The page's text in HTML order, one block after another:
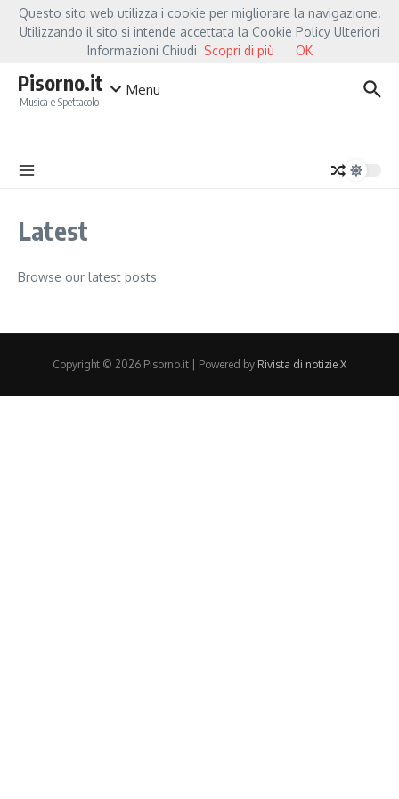
Salta al contenuto
Hot NewsFiorella Mannoia, a Capannori nasce “Anime Salve”: la data zero è
Pisorno.it
Musica e Spettacolo
Menu
Latest
Browse our latest posts
Copyright © 2026 Pisorno.it | Powered by Rivista di notizie X
Questo sito web utilizza i cookie per migliorare la navigazione.
Utilizzando il sito si intende accettata la Cookie Policy Ulteriori
Informazioni Chiudi Scopri di più OK